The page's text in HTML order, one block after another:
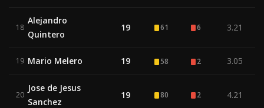
18
Alejandro
Quintero
19 61 6 3.21
19 Mario Melero 19 58 2 3.05
20
Jose de Jesus
Sanchez
19 80 2 4.21